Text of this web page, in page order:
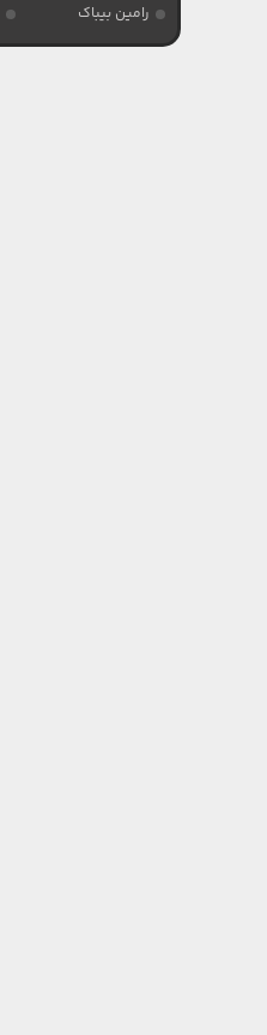
رامین بیباک